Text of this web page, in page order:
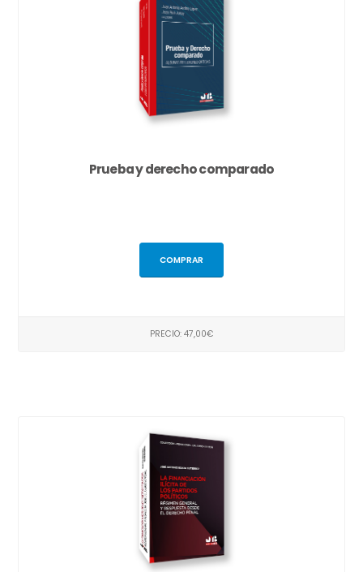
Prueba y derecho comparado
COMPRAR
PRECIO: 47,00€